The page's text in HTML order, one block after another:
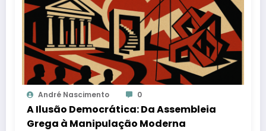
André Nascimento 0
A Ilusão Democrática: Da Assembleia
Grega à Manipulação Moderna